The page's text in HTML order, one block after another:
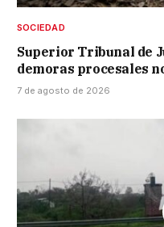
SOCIEDAD
Superior Tribunal de
demoras procesales
7 de agosto de 2026